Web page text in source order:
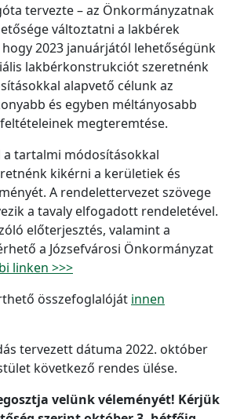
tervezte – az Önkormányzatnak
változtatni a lakbérek
2023 januárjától lehetőségünk
lakbérkonstrukciót szeretnénk
alapvető célunk az
és egyben méltányosabb
megteremtése.
a tartalmi módosításokkal
kikérni a kerületiek és
A rendelettervezet szövege
a tavaly elfogadott rendeletével.
előterjesztés, valamint a
a Józsefvárosi Önkormányzat
linken >>>
összefoglalóját innen
tervezett dátuma 2022. október
következő rendes ülése.
velünk véleményét! Kérjük